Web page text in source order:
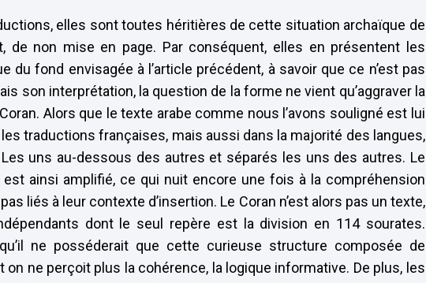
elles sont toutes héritières de cette situation archaïque de
de non mise en page. Par conséquent, elles en présentent les
du fond envisagée à l’article précédent, à savoir que ce n’est pas
son interprétation, la question de la forme ne vient qu’aggraver la
Alors que le texte arabe comme nous l’avons souligné est lui
traductions françaises, mais aussi dans la majorité des langues,
uns au-dessous des autres et séparés les uns des autres. Le
est ainsi amplifié, ce qui nuit encore une fois à la compréhension
liés à leur contexte d’insertion. Le Coran n’est alors pas un texte,
dont le seul repère est la division en 114 sourates.
ne posséderait que cette curieuse structure composée de
ne perçoit plus la cohérence, la logique informative. De plus, les